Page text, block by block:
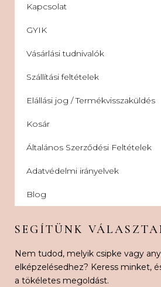
Kapcsolat
GYIK
Vásárlási tudnivalók
Szállítási feltételek
Elállási jog / Termékvisszaküldés
Kosár
Általános Szerződési Feltételek
Adatvédelmi irányelvek
Blog
SEGÍTÜNK
Nem tudod, melyik csipke vagy
elképzelésedhez? Keress minket,
a tökéletes megoldást.